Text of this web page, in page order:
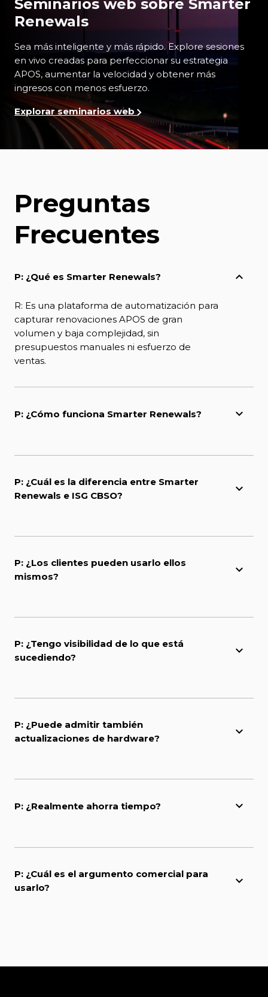
Seminarios web sobre Smarter
Renewals
Sea más inteligente y más rápido. Explore sesiones
en vivo creadas para perfeccionar su estrategia
APOS, aumentar la velocidad y obtener más
ingresos con menos esfuerzo.
Explorar seminarios web
Preguntas
Frecuentes
P: ¿Qué es Smarter Renewals?
R: Es una plataforma de automatización para
capturar renovaciones APOS de gran
volumen y baja complejidad, sin
presupuestos manuales ni esfuerzo de
ventas.
P: ¿Cómo funciona Smarter Renewals?
P: ¿Cuál es la diferencia entre Smarter
Renewals e ISG CBSO?
P: ¿Los clientes pueden usarlo ellos
mismos?
P: ¿Tengo visibilidad de lo que está
sucediendo?
P: ¿Puede admitir también
actualizaciones de hardware?
P: ¿Realmente ahorra tiempo?
P: ¿Cuál es el argumento comercial para
usarlo?